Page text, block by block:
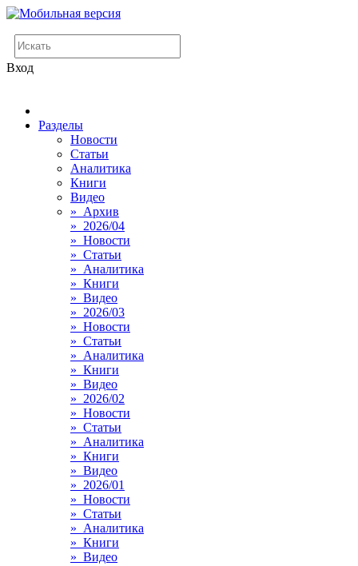
Вход
Разделы
Новости
Статьи
Аналитика
Книги
Видео
» Архив
» 2026/04
» Новости
» Статьи
» Аналитика
» Книги
» Видео
» 2026/03
» Новости
» Статьи
» Аналитика
» Книги
» Видео
» 2026/02
» Новости
» Статьи
» Аналитика
» Книги
» Видео
» 2026/01
» Новости
» Статьи
» Аналитика
» Книги
» Видео